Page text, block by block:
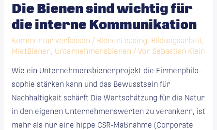
Die Bienen sind wichtig für
die interne Kommunikation
Kommentar verfassen / BienenLeasing, Bildungsarbeit,
MietBienen, Unternehmensbienen / Von Sebastian Klein
Wie ein Unter­neh­mens­bienen­pro­jekt die Fir­men­phi­lo­
sophie stärken kann und das Bewusst­sein für
Nachhaltigkeit schärft Die Wertschätzung für die Natur
in den eigenen Unternehmenswerten zu verankern, ist
mehr als nur eine hippe CSR-Maßnahme (Corporate
sind
wichtig
für
die